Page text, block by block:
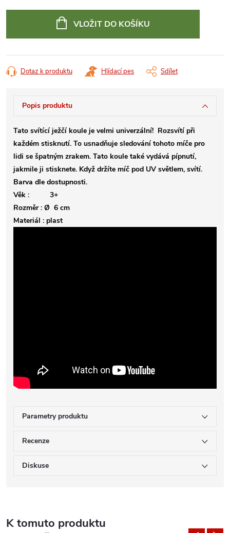
VLOŽIT DO KOŠÍKU
Dotaz k produktu Hlídací pes Sdílet
Popis produktu
Tato svítící ježčí koule je velmi univerzální! Rozsvítí při
každém stisknutí. To usnadňuje sledování tohoto míče pro
lidi se špatným zrakem. Tato koule také vydává pípnutí,
jakmile ji stisknete. Když držíte míč pod UV světlem, svítí.
Barva dle dostupnosti.
Věk : 3+
Rozměr : Ø 6 cm
Materiál : plast
Parametry produktu
Recenze
Diskuse
K tomuto produktu